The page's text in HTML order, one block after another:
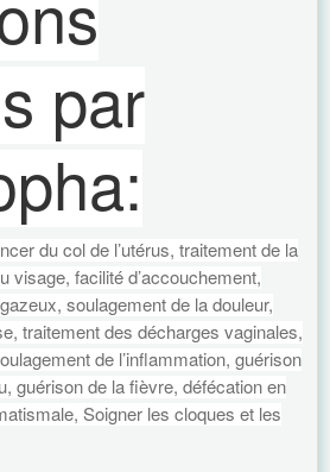
par
du col de l’utérus, traitement de la
visage, facilité d’accouchement,
soulagement de la douleur,
traitement des décharges vaginales,
de l’inflammation, guérison
guérison de la fièvre, défécation en
Soigner les cloques et les